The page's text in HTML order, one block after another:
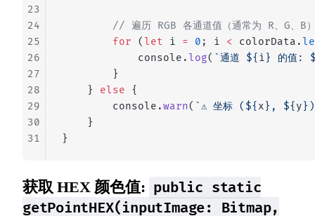
// 遍历 RGB 各通道值（通常为 R、G、B
        for
(let i = 0 ; i < colorData.
            console.
log( `通道 ${ i} 的值:
        }
    }
else {
        console.
warn( `⚠️ 坐标 (${ x}, ${ y})
    }
}
23
24
25
26
27
28
29
30
31
获取 HEX 颜色值: public static
getPointHEX(inputImage: Bitmap,